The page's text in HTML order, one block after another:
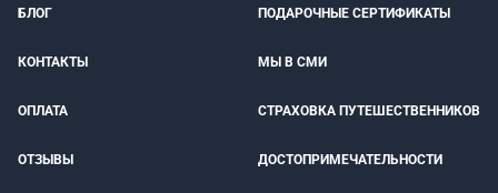
БЛОГ ПОДАРОЧНЫЕ СЕРТИФИКАТЫ
КОНТАКТЫ МЫ В СМИ
ОПЛАТА СТРАХОВКА ПУТЕШЕСТВЕННИКОВ
ОТЗЫВЫ ДОСТОПРИМЕЧАТЕЛЬНОСТИ